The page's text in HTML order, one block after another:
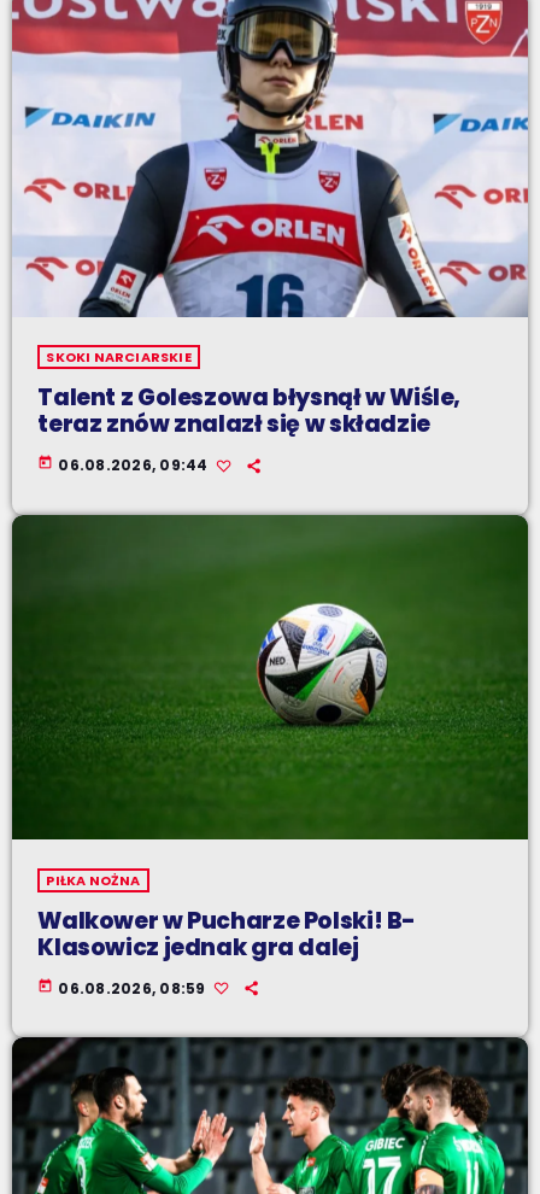
SKOKI NARCIARSKIE
Talent z Goleszowa błysnął w Wiśle,
teraz znów znalazł się w składzie
today 06.08.2026, 09:44
PIŁKA NOŻNA
Walkower w Pucharze Polski! B-
Klasowicz jednak gra dalej
today 06.08.2026, 08:59